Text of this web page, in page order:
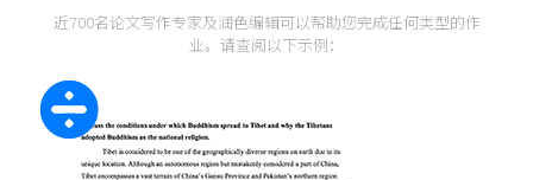
近700名论文写作专家及润色编辑可以帮助您完成任何类型的作
业。请查阅以下示例：